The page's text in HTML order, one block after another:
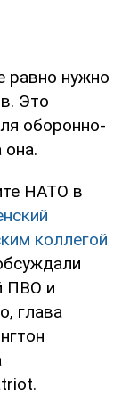
равно нужно
Это
оборонно-
НАТО в
коллегой
ПВО и
глава